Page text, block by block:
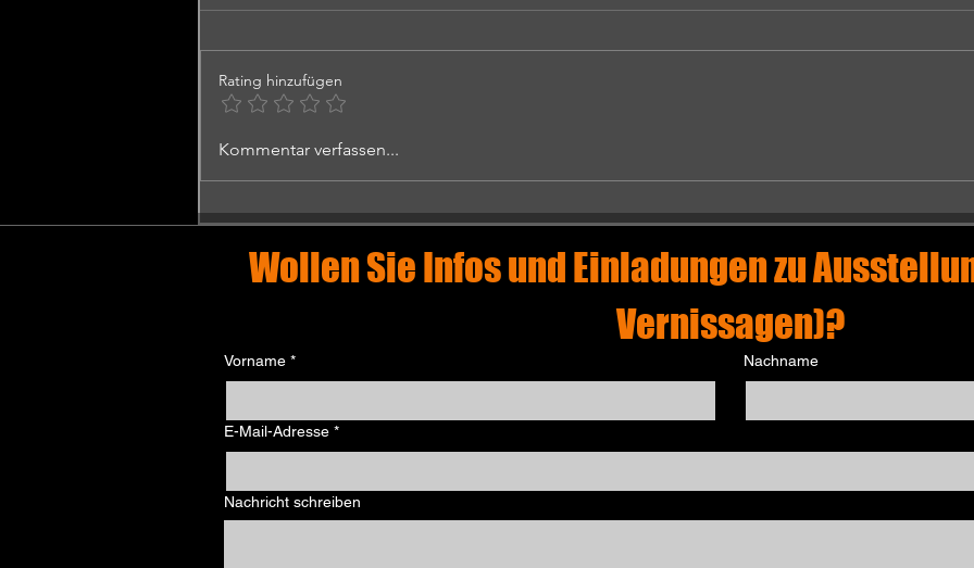
MATISSE - DIE
DIGITALE
PERFORMANCE
IN EINER U-BOOT
WINDKÄMME
Rating hinzufügen
Kommentar verfassen...
Wollen Sie Infos und Einladungen zu
Vernissagen)?
Vorname * Nachname
E-Mail-Adresse *
Nachricht schreiben